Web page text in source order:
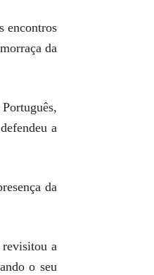
encontros
da
a
da
a
o seu